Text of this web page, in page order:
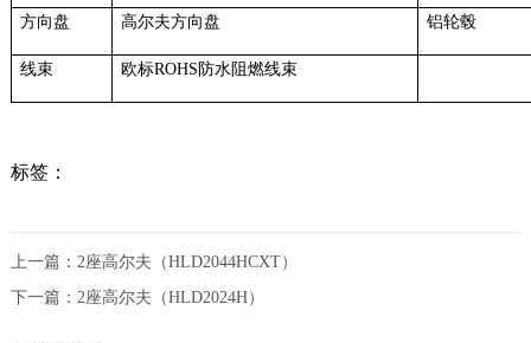
方向盘 高尔夫方向盘 铝轮毂
线束 欧标ROHS防水阻燃线束
标签：
上一篇： 2座高尔夫（HLD2044HCXT）
下一篇： 2座高尔夫（HLD2024H）